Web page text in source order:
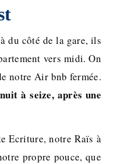
du côté de la gare, ils
vers midi. On
notre Air bnb fermée.
à seize, après une
Ecriture, notre Raïs à
propre pouce, que